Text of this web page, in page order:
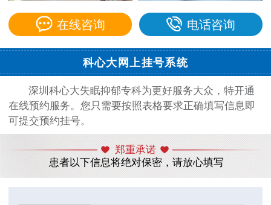
在线咨询 电话咨询
科心大网上挂号系统
深圳科心大失眠抑郁专科为更好服务大众，特开通
在线预约服务。您只需要按照表格要求正确填写信息即
可提交预约挂号。
郑重承诺
患者以下信息将绝对保密，请放心填写